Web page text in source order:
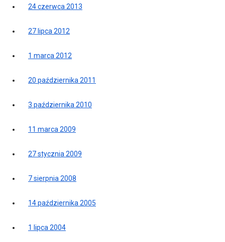
24 czerwca 2013
27 lipca 2012
1 marca 2012
20 października 2011
3 października 2010
11 marca 2009
27 stycznia 2009
7 sierpnia 2008
14 października 2005
1 lipca 2004